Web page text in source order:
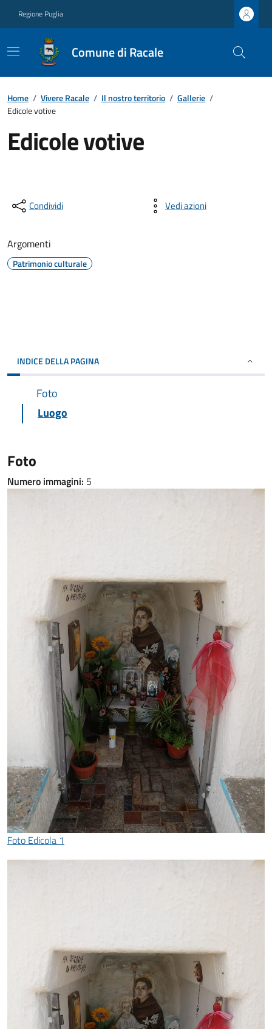
Regione Puglia
Comune di Racale
Home / Vivere Racale / Il nostro territorio / Gallerie /
Edicole votive
Edicole votive
Condividi Vedi azioni
Argomenti
Patrimonio culturale
INDICE DELLA PAGINA
Foto
Luogo
Foto
Numero immagini: 5
Foto Edicola 1